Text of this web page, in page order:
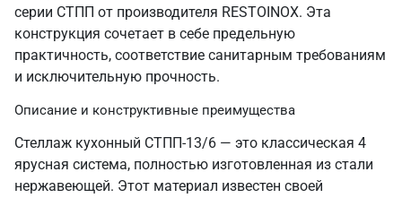
серии СТПП от производителя RESTOINOX. Эта
конструкция сочетает в себе предельную
практичность, соответствие санитарным требованиям
и исключительную прочность.
Описание и конструктивные преимущества
Стеллаж кухонный СТПП-13/6 — это классическая 4
ярусная система, полностью изготовленная из стали
нержавеющей. Этот материал известен своей